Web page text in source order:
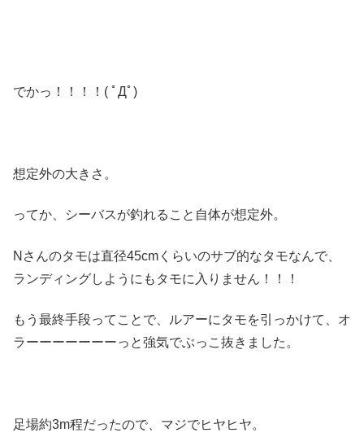
でかっ！！！！( ﾟДﾟ)
想定外の大きさ。
ってか、シーバスが釣れること自体が想定外。
Nさんのタモは直径45cmくらいのサブ的なタモなんで、
ランディングしようにもタモに入りません！！！
もう最終手段ってことで、ルアーにタモを引っかけて、オ
ラーーーーーーーっと強気でぶっこ抜きました。
足場約3m程だったので、マジでヒヤヒヤ。